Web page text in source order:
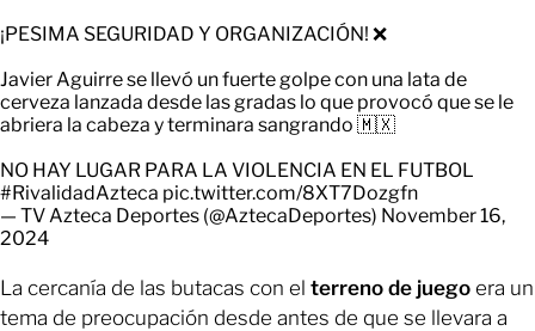
¡PESIMA SEGURIDAD Y ORGANIZACIÓN! ❌
Javier Aguirre se llevó un fuerte golpe con una lata de
cerveza lanzada desde las gradas lo que provocó que se le
abriera la cabeza y terminara sangrando 🇲🇽
NO HAY LUGAR PARA LA VIOLENCIA EN EL FUTBOL
#RivalidadAzteca pic.twitter.com/8XT7Dozgfn
— TV Azteca Deportes (@AztecaDeportes) November 16,
2024
La cercanía de las butacas con el terreno de juego era un
tema de preocupación desde antes de que se llevara a